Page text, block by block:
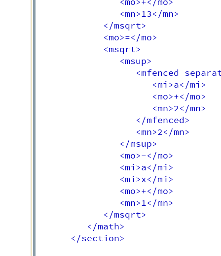
               <mo>+</mo>
               <mn>13</mn>
            </msqrt>
            <mo>=</mo>
            <msqrt>
               <msup>
<mfenced
                     <mi>a</mi>
                     <mo>+</mo>
                     <mn>2</mn>
                  </mfenced>
                  <mn>2</mn>
               </msup>
               <mo>-</mo>
               <mi>a</mi>
               <mi>x</mi>
               <mo>+</mo>
               <mn>1</mn>
            </msqrt>
         </math>
      </section>